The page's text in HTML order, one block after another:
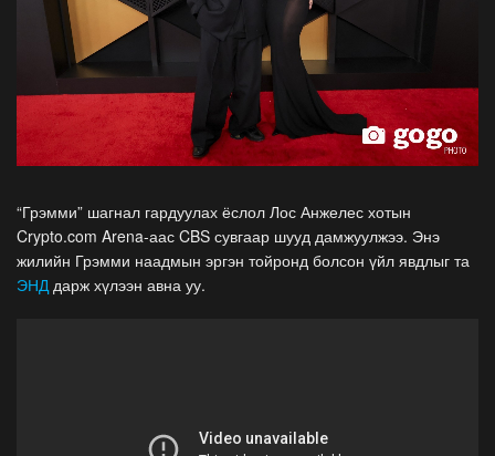
“Грэмми” шагнал гардуулах ёслол Лос Анжелес хотын
Crypto.com Arena-аас CBS сувгаар шууд дамжуулжээ. Энэ
жилийн Грэмми наадмын эргэн тойронд болсон үйл явдлыг та
ЭНДдарж хүлээн авна уу.